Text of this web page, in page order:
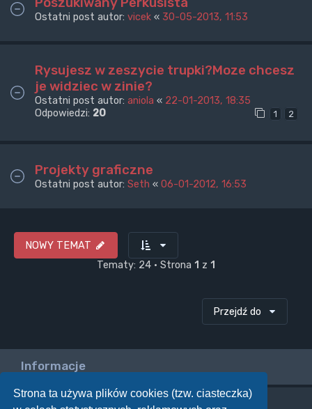
Strona ta używa plików cookies (tzw. ciasteczka)
Ostatni post autor: vicek « 30-05-2013, 11:53
Rysujesz w zeszycie trupki?Moze chcesz
je widziec w zinie?
Ostatni post autor: aniola « 22-01-2013, 18:35
Odpowiedzi: 20 1 2
Projekty graficzne
Ostatni post autor: Seth « 06-01-2012, 16:53
NOWY TEMAT
Tematy: 24 • Strona 1 z 1
Przejdź do
Informacje